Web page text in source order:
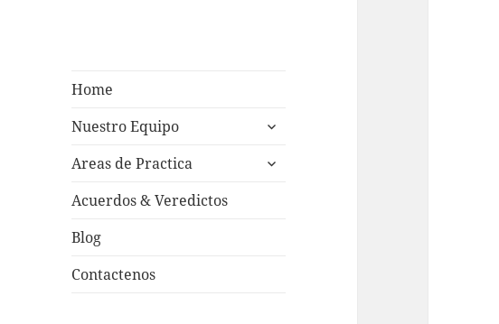
Home
Nuestro Equipo
expand
menu
Areas de Practica
expand
Acuerdos & Veredictos
Blog
Contactenos